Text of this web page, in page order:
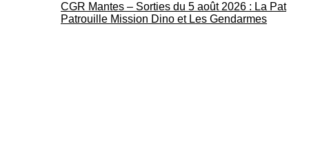
CGR Mantes – Sorties du 5 août 2026 : La Pat
Patrouille Mission Dino et Les Gendarmes